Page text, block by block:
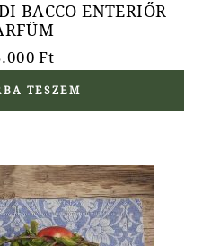
BACCO ENTERIŐR
Ft
TESZEM